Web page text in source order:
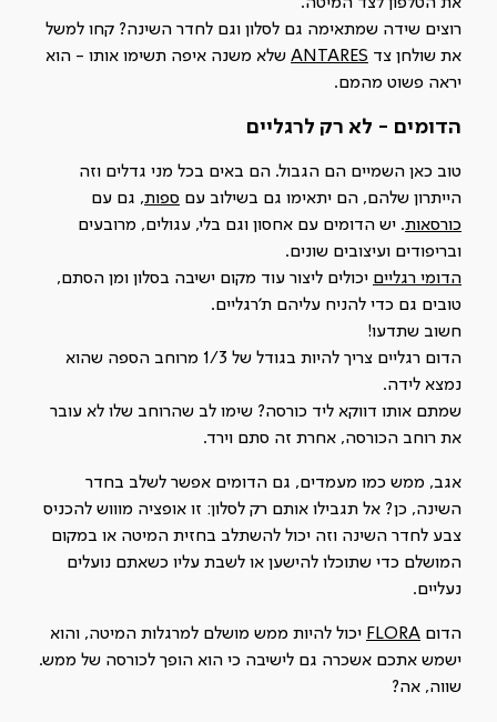
את הטלפון לצד המיטה.
רוצים שידה שמתאימה גם לסלון וגם לחדר השינה? קחו למשל
את שולחן צד ANTARES שלא משנה איפה תשימו אותו - הוא
יראה פשוט מהמם.
הדומים - לא רק לרגליים
טוב כאן השמיים הם הגבול. הם באים בכל מני גדלים וזה
הייתרון שלהם, הם יתאימו גם בשילוב עם ספות, גם עם
כורסאות. יש הדומים עם אחסון וגם בלי, עגולים, מרובעים
ובריפודים ועיצובים שונים.
הדומי רגליים יכולים ליצור עוד מקום ישיבה בסלון ומן הסתם,
טובים גם כדי להניח עליהם ת'רגליים.
חשוב שתדעו!
הדום רגליים צריך להיות בגודל של 1/3 מרוחב הספה שהוא
נמצא לידה.
שמתם אותו דווקא ליד כורסה? שימו לב שהרוחב שלו לא עובר
את רוחב הכורסה, אחרת זה סתם וירד.
אגב, ממש כמו מעמדים, גם הדומים אפשר לשלב בחדר
השינה, כן? אל תגבילו אותם רק לסלון: זו אופציה מוווש להכניס
צבע לחדר השינה וזה יכול להשתלב בחזית המיטה או במקום
המושלם כדי שתוכלו להישען או לשבת עליו כשאתם נועלים
נעליים.
הדום FLORA יכול להיות ממש מושלם למרגלות המיטה, והוא
ישמש אתכם אשכרה גם לישיבה כי הוא הופך לכורסה של ממש.
שווה, אה?